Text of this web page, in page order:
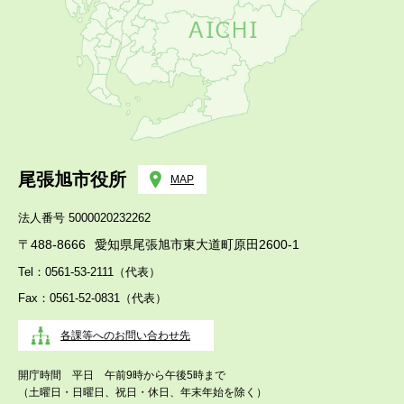
尾張旭市役所 MAP
法人番号 5000020232262
〒488-8666 愛知県尾張旭市東大道町原田2600-1
Tel：0561-53-2111（代表）
Fax：0561-52-0831（代表）
各課等へのお問い合わせ先
開庁時間 平日 午前9時から午後5時まで
（土曜日・日曜日、祝日・休日、年末年始を除く）